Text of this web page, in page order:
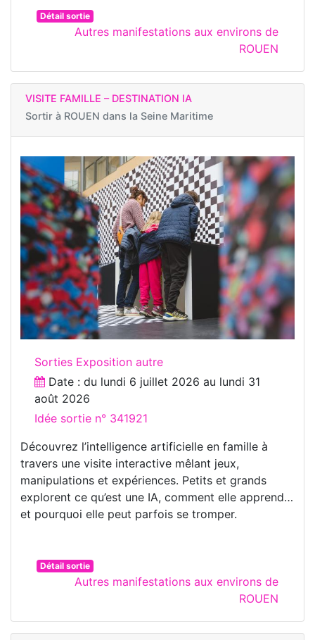
Détail sortie
Autres manifestations aux environs de
ROUEN
VISITE FAMILLE – DESTINATION IA
Sortir à ROUEN dans la Seine Maritime
Sorties Exposition autre
Date : du lundi 6 juillet 2026 au lundi 31
août 2026
Idée sortie n° 341921
Découvrez l’intelligence artificielle en famille à
travers une visite interactive mêlant jeux,
manipulations et expériences. Petits et grands
explorent ce qu’est une IA, comment elle apprend…
et pourquoi elle peut parfois se tromper.
Détail sortie
Autres manifestations aux environs de
ROUEN